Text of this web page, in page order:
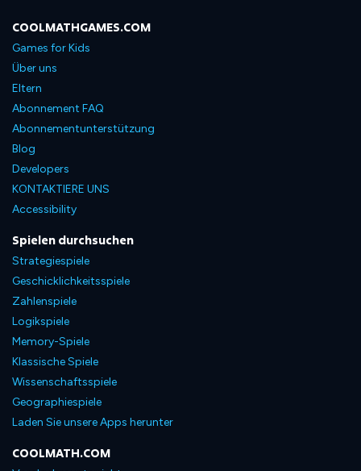
COOLMATHGAMES.COM
Games for Kids
Über uns
Eltern
Abonnement FAQ
Abonnementunterstützung
Blog
Developers
KONTAKTIERE UNS
Accessibility
Spielen durchsuchen
Strategiespiele
Geschicklichkeitsspiele
Zahlenspiele
Logikspiele
Memory-Spiele
Klassische Spiele
Wissenschaftsspiele
Geographiespiele
Laden Sie unsere Apps herunter
COOLMATH.COM